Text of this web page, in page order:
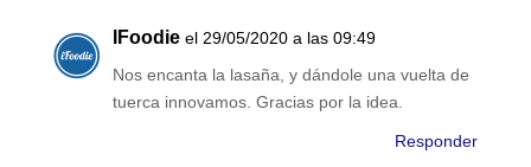
IFoodie el 29/05/2020 a las 09:49
Nos encanta la lasaña, y dándole una vuelta de
tuerca innovamos. Gracias por la idea.
Responder